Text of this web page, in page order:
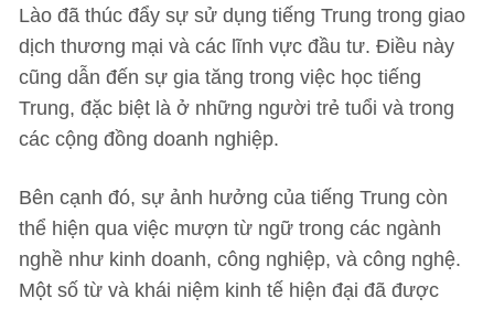
Lào đã thúc đẩy sự sử dụng tiếng Trung trong giao
dịch thương mại và các lĩnh vực đầu tư. Điều này
cũng dẫn đến sự gia tăng trong việc học tiếng
Trung, đặc biệt là ở những người trẻ tuổi và trong
các cộng đồng doanh nghiệp.
Bên cạnh đó, sự ảnh hưởng của tiếng Trung còn
thể hiện qua việc mượn từ ngữ trong các ngành
nghề như kinh doanh, công nghiệp, và công nghệ.
Một số từ và khái niệm kinh tế hiện đại đã được